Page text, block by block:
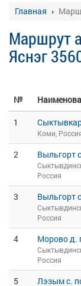
Главная
Маршрут
Яснэг
№
1
Коми,
2 Выльгорт
Россия
3 Выльгорт
Россия
4 Морово д.
Россия
5 Лэзым с.